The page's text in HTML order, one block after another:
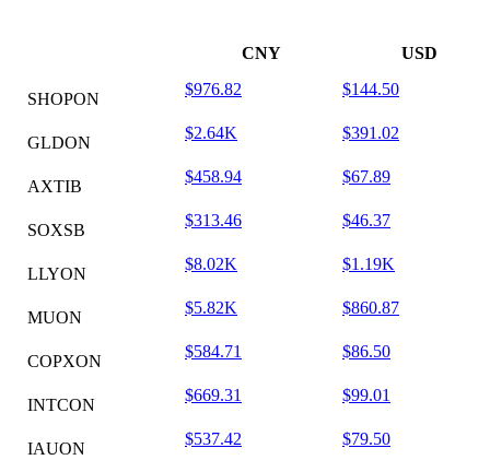
CNY USD
SHOPON
$976.82 $144.50
GLDON
$2.64K $391.02
AXTIB
$458.94 $67.89
SOXSB
$313.46 $46.37
LLYON
$8.02K $1.19K
MUON
$5.82K $860.87
COPXON
$584.71 $86.50
INTCON
$669.31 $99.01
IAUON
$537.42 $79.50